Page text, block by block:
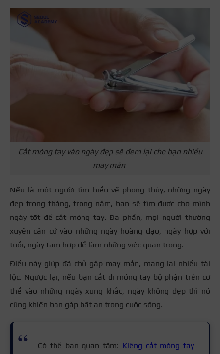
Cắt móng tay vào ngày đẹp sẽ đem lại cho bạn nhiều
may mắn
Nếu là một người tìm hiểu về phong thủy, những ngày
đẹp trong tháng, trong năm, bạn sẽ tìm được cho mình
ngày tốt để cắt móng tay. Đa phần, mọi người thường
xuyên căn cứ vào những ngày hoàng đạo, ngày hợp với
tuổi, ngày tam hợp để làm những việc quan trọng.
Điều này giúp đã chủ gặp may mắn, mang lại nhiều tài
lộc. Ngược lại, nếu bạn cắt đi móng tay bộ phận trên cơ
thể vào những ngày xung khắc, ngày không đẹp thì nó
cũng khiến bạn gặp bất an trong cuộc sống.
Có thể bạn quan tâm: Kiêng cắt móng tay